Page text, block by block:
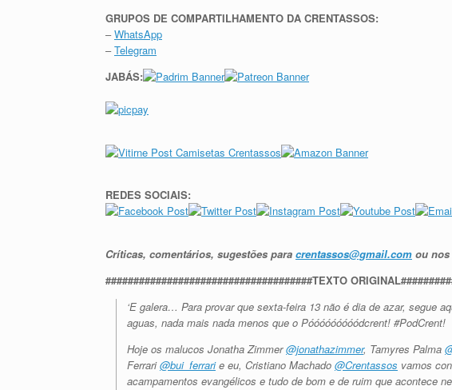
GRUPOS DE COMPARTILHAMENTO DA CRENTASSOS:
–WhatsApp
–Telegram
JABÁS:
REDES SOCIAIS:
Críticas, comentários, sugestões para crentassos@gmail.com ou nos
#####################################TEXTO
‘E galera… Para provar que sexta-feira 13 não é dia de azar, segue
aguas, nada mais nada menos que o Póóóóóóóóódcrent! #PodCrent!
Hoje os malucos Jonatha Zimmer@jonathazimmer, Tamyres Palma
Ferrari@bui_ferrarie eu, Cristiano Machado @Crentassos vamos
acampamentos evangélicos e tudo de bom e de ruim que acontece